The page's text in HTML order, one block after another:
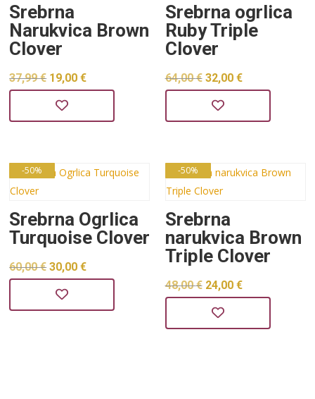
Srebrna
Narukvica Brown
Clover
37,99€ Izvorna
cijena
bila
37,99 €.
19,00€
je:
Srebrna ogrlica
Ruby Triple
Clover
64,00€ Izvorna
cijena
bila
64,00 €.
32,00 €
je:
-50%
Srebrna Ogrlica
Turquoise Clover
60,00€ Izvorna
cijena
bila
30,00€
je:
-50%
Srebrna
narukvica Brown
Triple Clover
48,00€ Izvorna
cijena
bila
24,00 €
je: